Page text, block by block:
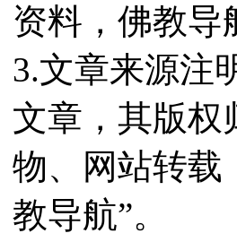
资料，佛教导
3.文章来源注
文章，其版权
物、网站转载
教导航”。